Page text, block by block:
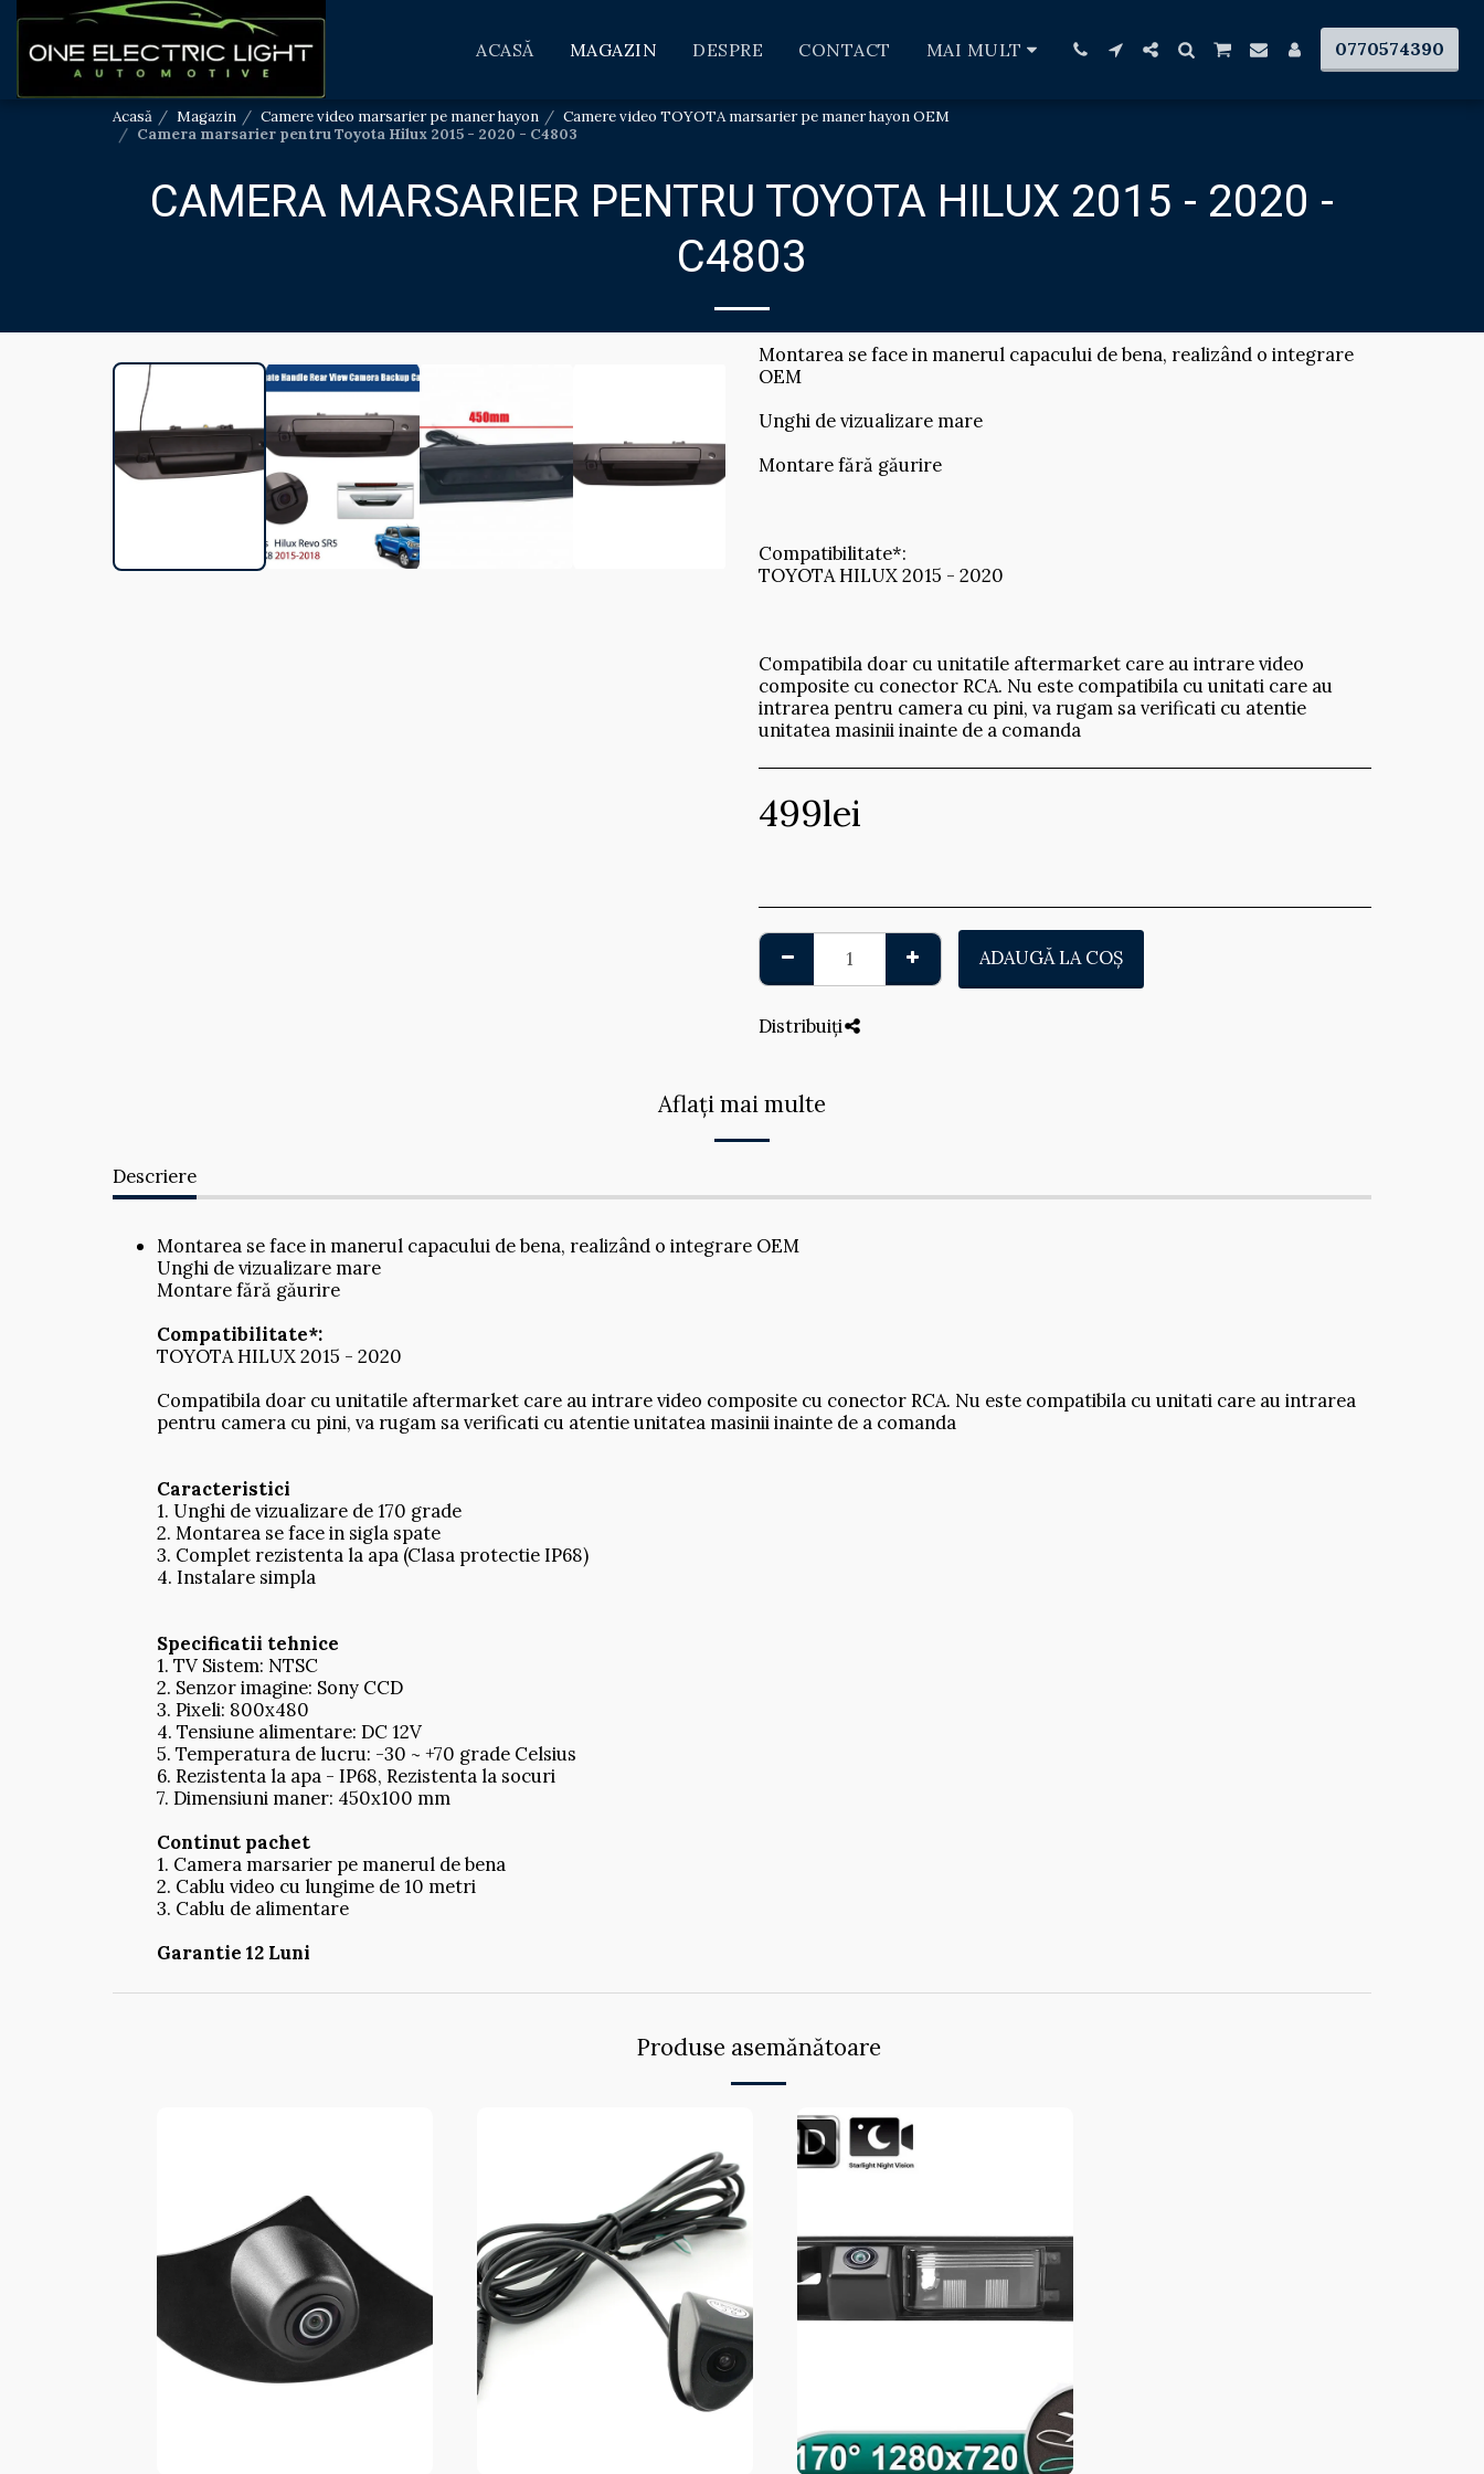
ACASĂ MAGAZIN DESPRE CONTACT MAI MULT 0770574390
Acasă Magazin Camere video marsarier pe maner hayon
Camere video TOYOTA marsarier pe maner hayon OEM
Camera marsarier pentru Toyota Hilux 2015 - 2020 - C4803
CAMERA MARSARIER PENTRU TOYOTA HILUX 2015 - 2020 -
C4803
Montarea se face in manerul capacului de bena, realizând o integrare
OEM
Unghi de vizualizare mare
Montare fără găurire
Compatibilitate*:
TOYOTA HILUX 2015 - 2020
Compatibila doar cu unitatile aftermarket care au intrare video
composite cu conector RCA. Nu este compatibila cu unitati care au
intrarea pentru camera cu pini, va rugam sa verificati cu atentie
unitatea masinii inainte de a comanda
499lei
ADAUGĂ LA COŞ
Distribuiți
Aflați mai multe
Descriere
Montarea se face in manerul capacului de bena, realizând o integrare OEM
Unghi de vizualizare mare
Montare fără găurire
Compatibilitate*:
TOYOTA HILUX 2015 - 2020
Compatibila doar cu unitatile aftermarket care au intrare video composite cu conector RCA. Nu este compatibila cu unitati care au intrarea
pentru camera cu pini, va rugam sa verificati cu atentie unitatea masinii inainte de a comanda
Caracteristici
1. Unghi de vizualizare de 170 grade
2. Montarea se face in sigla spate
3. Complet rezistenta la apa (Clasa protectie IP68)
4. Instalare simpla
Specificatii tehnice
1. TV Sistem: NTSC
2. Senzor imagine: Sony CCD
3. Pixeli: 800x480
4. Tensiune alimentare: DC 12V
5. Temperatura de lucru: -30 ~ +70 grade Celsius
6. Rezistenta la apa - IP68, Rezistenta la socuri
7. Dimensiuni maner: 450x100 mm
Continut pachet
1. Camera marsarier pe manerul de bena
2. Cablu video cu lungime de 10 metri
3. Cablu de alimentare
Garantie 12 Luni
Produse asemănătoare